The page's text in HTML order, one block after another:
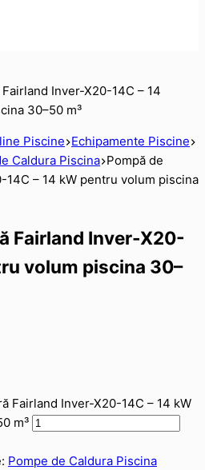
Piscine Echipamente Piscine
Caldura Piscina Pompă de
– 14 kW pentru volum piscina
Fairland Inver-X20-
volum piscina 30–
Fairland Inver-X20-14C – 14 kW
m³
Pompe de Caldura Piscina